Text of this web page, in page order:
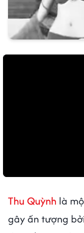
Thu Quỳnh là
gây ấn tượng